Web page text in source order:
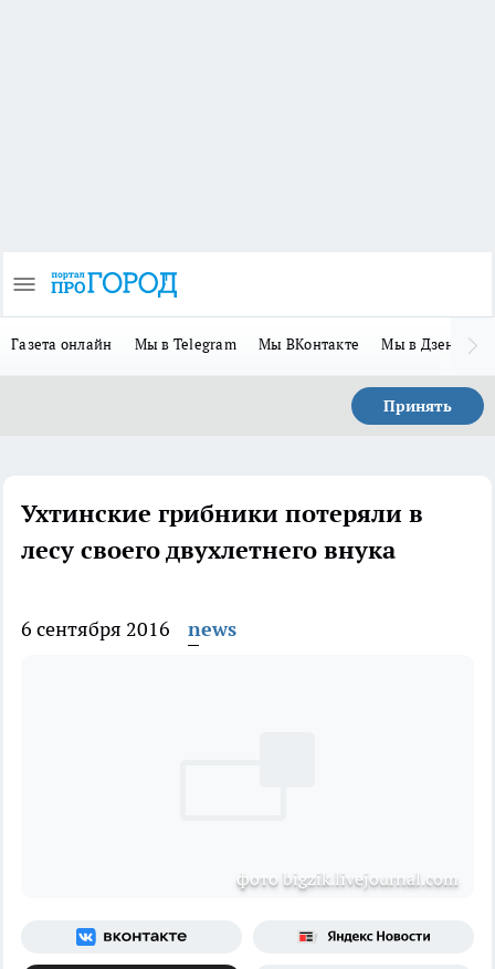
Газета онлайн Мы в Telegram Мы ВКонтакте Мы в Дзене
Принять
Ухтинские грибники потеряли в
лесу своего двухлетнего внука
6 сентября 2016 news
фото bigzik.livejournal.com